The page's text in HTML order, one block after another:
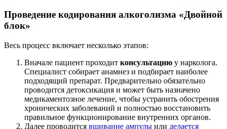
Проведение кодирования алкоголизма «Двойной
блок»
Весь процесс включает несколько этапов:
Вначале пациент проходит консультацию у нарколога.
Специалист собирает анамнез и подбирает наиболее
подходящий препарат. Предварительно обязательно
проводится детоксикация и может быть назначено
медикаментозное лечение, чтобы устранить обострения
хронических заболеваний и полностью восстановить
правильное функционирование внутренних органов.
Далее проводится вшивание ампулы или делается